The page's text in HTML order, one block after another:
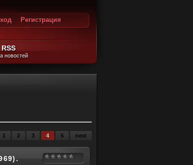
Регистрация
RSS
новостей
1 2 3 4 5 next